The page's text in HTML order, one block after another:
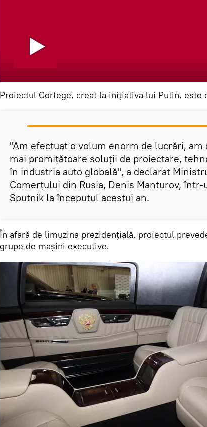
Proiectul Cortege, creat la inițiativa lui Putin, este
"Am efectuat o volum enorm de lucrări, am
mai promițătoare soluții de proiectare,
în industria auto globală", a declarat
Comerțului din Rusia, Denis Manturov,
Sputnik la începutul acestui an.
În afară de limuzina prezidențială, proiectul
grupe de mașini executive.